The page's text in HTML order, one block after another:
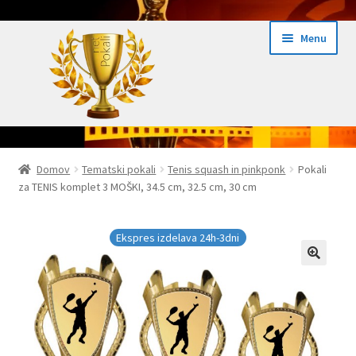
navigation
content
Menu
Domov
Domov Pokali.net
Ekspres izdelava pokalov 24h
Embed iList
Galerija medalje
Domov Tematski pokali Tenis squash in pinkponk
Pokali
za TENIS komplet 3 MOŠKI, 34.5 cm, 32.5 cm, 30 cm
Ekspres izdelava 24h-3dni